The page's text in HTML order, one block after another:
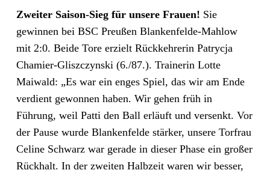
Zweiter Saison-Sieg für unsere Frauen! Sie
gewinnen bei BSC Preußen Blankenfelde-Mahlow
mit 2:0. Beide Tore erzielt Rückkehrerin Patrycja
Chamier-Gliszczynski (6./87.). Trainerin Lotte
Maiwald: „Es war ein enges Spiel, das wir am Ende
verdient gewonnen haben. Wir gehen früh in
Führung, weil Patti den Ball erläuft und versenkt. Vor
der Pause wurde Blankenfelde stärker, unsere Torfrau
Celine Schwarz war gerade in dieser Phase ein großer
Rückhalt. In der zweiten Halbzeit waren wir besser,